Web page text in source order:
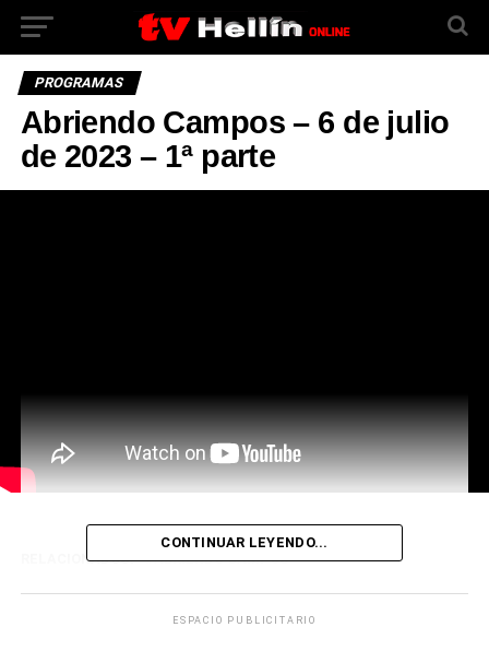
PROGRAMAS
Abriendo Campos – 6 de julio
de 2023 – 1ª parte
RELACIONADOS: ABRIENDO CAMPOS
CONTINUAR LEYENDO...
ESPACIO PUBLICITARIO